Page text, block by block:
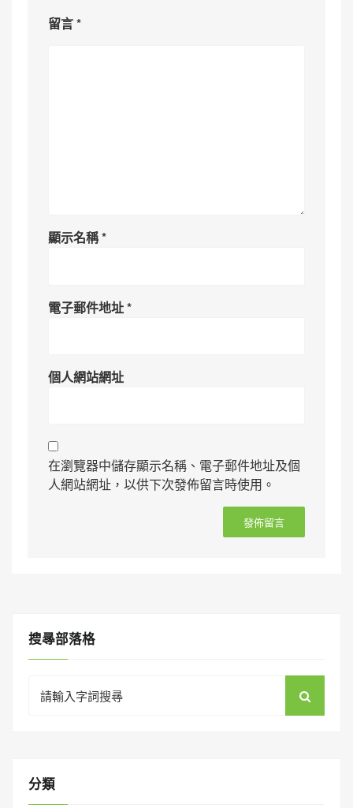
留言*
顯示名稱*
電子郵件地址*
個人網站網址
在瀏覽器中儲存顯示名稱、電子郵件地址及個
人網站網址，以供下次發佈留言時使用。
搜㝷部落格
for:
分類